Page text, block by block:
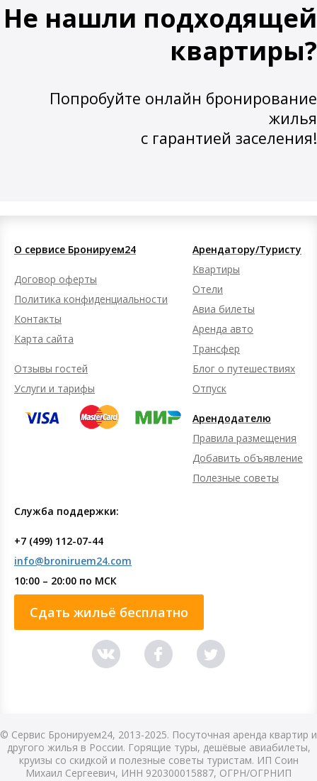
Не нашли подходящей
квартиры?
Попробуйте онлайн бронирование
жилья
с гарантией заселения!
О сервисе Бронируем24
Договор оферты
Политика конфиденциальности
Контакты
Карта сайта
Отзывы гостей
Услуги и тарифы
Арендатору/Туристу
Квартиры
Отели
Авиа билеты
Аренда авто
Трансфер
Блог о путешествиях
Отпуск
Арендодателю
Правила размещения
Добавить объявление
Полезные советы
Служба поддержки:
+7 (499) 112-07-44
info@broniruem24.com
10:00 – 20:00 по МСК
Сдать жильё бесплатно
© Сервис Бронируем24, 2013-2025. Посуточная аренда квартир и
другого жилья в России. Горящие туры, дешёвые авиабилеты,
круизы со скидкой и полезные советы туристам. ИП Соин
Михаил Сергеевич, ИНН 920300015887, ОГРН/ОГРНИП